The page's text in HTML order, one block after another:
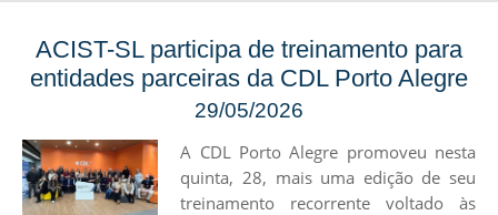
ACIST-SL participa de treinamento para
entidades parceiras da CDL Porto Alegre
29/05/2026
​A CDL Porto Alegre promoveu nesta
quinta, 28, mais uma edição de seu
treinamento recorrente voltado às